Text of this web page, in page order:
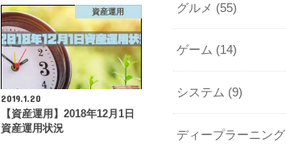
資産運用
2019.1.20
【資産運用】2018年12月1日
資産運用状況
グルメ (55)
ゲーム (14)
システム (9)
ディープラーニング